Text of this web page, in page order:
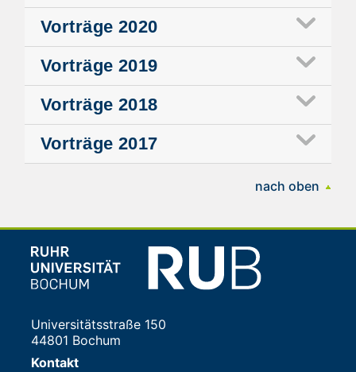
Vorträge 2020
Vorträge 2019
Vorträge 2018
Vorträge 2017
nach oben
Universitätsstraße 150
44801 Bochum
Kontakt